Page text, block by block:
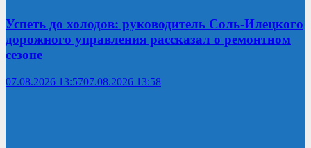
Успеть до холодов: руководитель Соль-Илецкого
дорожного управления рассказал о ремонтном
сезоне
07.08.2026 13:5707.08.2026 13:58